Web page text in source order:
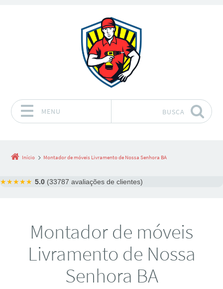
MENU BUSCA
Início Montador de móveis Livramento de Nossa Senhora BA
★★★★★ 5.0 (33787 avaliações de clientes)
Montador de móveis
Livramento de Nossa
Senhora BA